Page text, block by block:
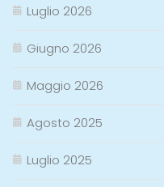
Luglio 2026
Giugno 2026
Maggio 2026
Agosto 2025
Luglio 2025